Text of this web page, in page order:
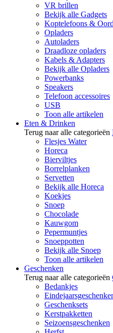
VR brillen
Bekijk alle Gadgets
Koptelefoons &
Opladers
Autoladers
Draadloze opladers
Kabels & Adapters
Bekijk alle Opladers
Powerbanks
Speakers
Telefoon accessoires
USB
Toon alle artikelen
Eten & Drinken
Terug naar alle categorieën
Flesjes Water
Horeca
Bierviltjes
Borrelplanken
Servetten
Bekijk alle Horeca
Koekjes
Snoep
Chocolade
Kauwgom
Pepermuntjes
Snoeppotten
Bekijk alle Snoep
Toon alle artikelen
Geschenken
Terug naar alle categorieën
Bedankjes
Geschenksets
Kerstpakketten
Seizoensgeschenken